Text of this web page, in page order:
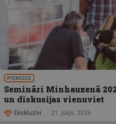
PIEREDZE
Semināri Minhauzenā
un diskusijas vienuviet
Ekskluzīvi 21. jūlijs, 2026